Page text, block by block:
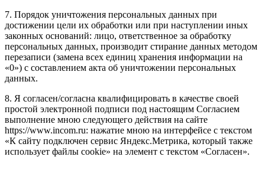
7. Порядок уничтожения персональных данных при
достижении цели их обработки или при наступлении иных
законных оснований: лицо, ответственное за обработку
персональных данных, производит стирание данных методом
перезаписи (замена всех единиц хранения информации на
«0») с составлением акта об уничтожении персональных
данных.
8. Я согласен/согласна квалифицировать в качестве своей
простой электронной подписи под настоящим Согласием
выполнение мною следующего действия на сайте
https://www.incom.ru: нажатие мною на интерфейсе с текстом
«К сайту подключен сервис Яндекс.Метрика, который также
использует файлы cookie» на элемент с текстом «Согласен».